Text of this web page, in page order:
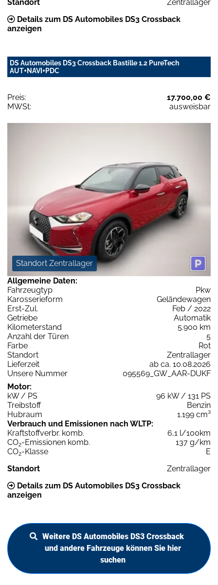
Standort
Zentrallager
Details zum DS Automobiles DS3 Crossback
anzeigen
DS Automobiles DS3 Crossback Bastille 1.2 PureTech
AUT+NAVI+PDC
Preis:
17.700,00 €
MWSt:
ausweisbar
Standort Zentrallager
Allgemeine Daten:
Fahrzeugtyp
Pkw
Karosserieform
Geländewagen
Erst-Zul.
Feb / 2022
Getriebe
Automatik
Kilometerstand
5.900 km
Anzahl der Türen
5
Farbe
Rot
Standort
Zentrallager
Lieferzeit
ab ca. 10.08.2026
Unsere Nummer
095569_GW_AAR-DUKF
Motor:
kW / PS
96 kW / 131 PS
Treibstoff
Benzin
Hubraum
1.199 cm³
Verbrauch und Emissionen nach WLTP:
Kraftstoffverbr. komb.
6,1 l/100km
CO2-Emissionen komb.
137 g/km
CO2-Klasse
E
Standort
Zentrallager
Details zum DS Automobiles DS3 Crossback
anzeigen
Weitere DS Automobiles DS3 Crossback
und andere Fahrzeuge können Sie hier
suchen